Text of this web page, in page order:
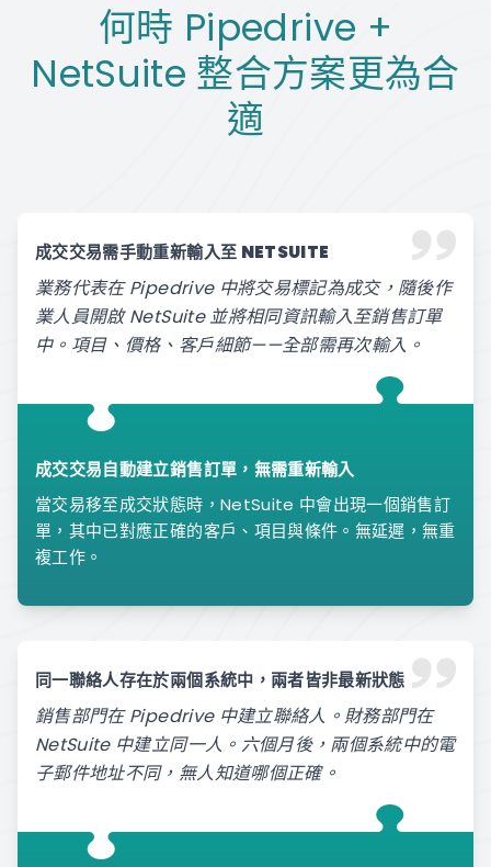
何時 Pipedrive +
NetSuite 整合方案更為合
適
成交交易需手動重新輸入至 NETSUITE
業務代表在 Pipedrive 中將交易標記為成交，隨後作
業人員開啟 NetSuite 並將相同資訊輸入至銷售訂單
中。項目、價格、客戶細節——全部需再次輸入。
成交交易自動建立銷售訂單，無需重新輸入
當交易移至成交狀態時，NetSuite 中會出現一個銷售訂
單，其中已對應正確的客戶、項目與條件。無延遲，無重
複工作。
同一聯絡人存在於兩個系統中，兩者皆非最新狀態
銷售部門在 Pipedrive 中建立聯絡人。財務部門在
NetSuite 中建立同一人。六個月後，兩個系統中的電
子郵件地址不同，無人知道哪個正確。